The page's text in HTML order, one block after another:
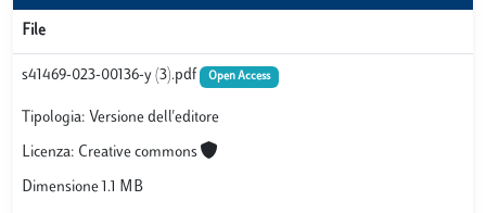
File
s41469-023-00136-y (3).pdf Open Access
Tipologia: Versione dell'editore
Licenza: Creative commons
Dimensione 1.1 MB